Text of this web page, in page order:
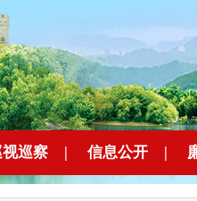
巡察 | 信息公开 |